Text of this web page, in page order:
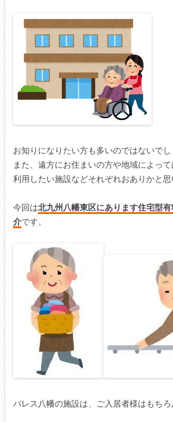
お知りになりたい方も多いのではないでし
また、遠方にお住まいの方や地域によっ
利用したい施設などそれぞれおありかと思
今回は北九州八幡東区にあります住宅型
介です。
パレス八幡の施設は、ご入居者様はもちろ